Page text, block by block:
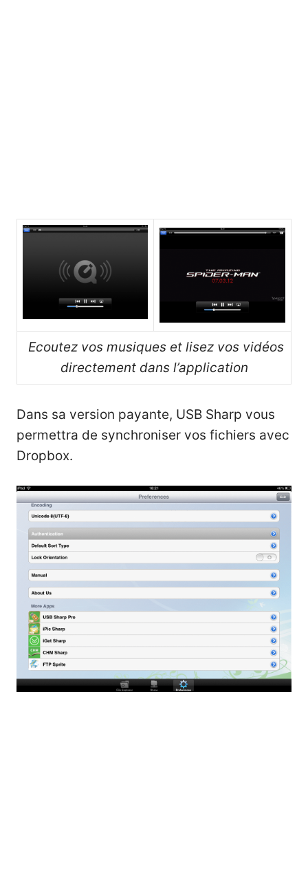
Ecoutez vos musiques et lisez vos vidéos
directement dans l’application
Dans sa version payante, USB Sharp vous
permettra de synchroniser vos fichiers avec
Dropbox.